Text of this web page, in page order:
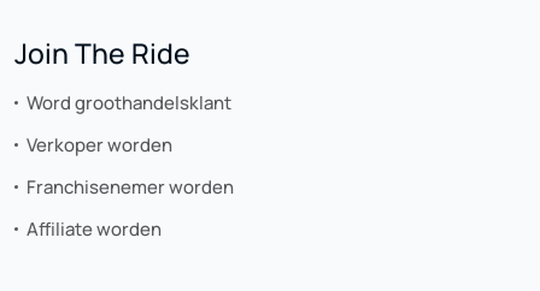
Join The Ride
Word groothandelsklant
Verkoper worden
Franchisenemer worden
Affiliate worden